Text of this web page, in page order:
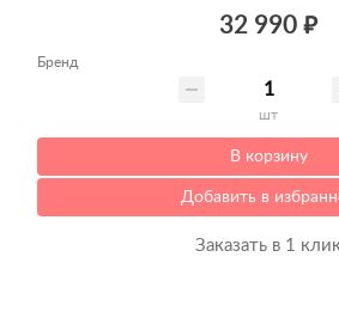
32 990 ₽
Бренд
шт
В корзину
Добавить в
Заказать в 1 клик